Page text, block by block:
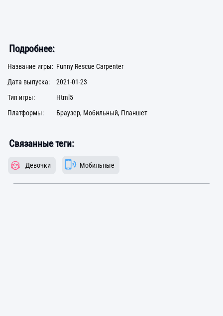
Подробнее:
Название игры: Funny Rescue Carpenter
Дата выпуска:
2021-01-23
Тип игры:
Html5
Платформы:
Браузер, Мобильный, Планшет
Связанные теги:
Девочки Мобильные